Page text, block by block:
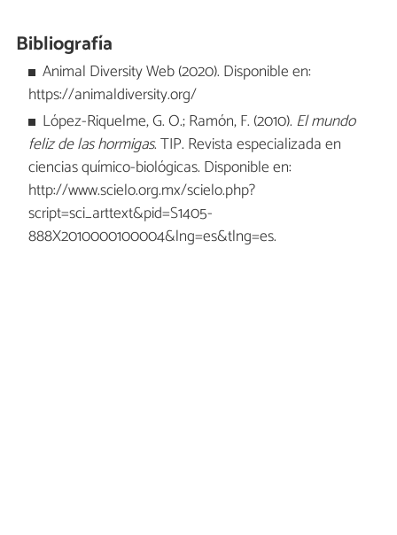
Bibliografía
Animal Diversity Web (2020). Disponible en:
https://animaldiversity.org/
López-Riquelme, G. O.; Ramón, F. (2010). El mundo
feliz de las hormigas. TIP. Revista especializada en
ciencias químico-biológicas. Disponible en:
http://www.scielo.org.mx/scielo.php?
script=sci_arttext&pid=S1405-
888X2010000100004&lng=es&tlng=es.